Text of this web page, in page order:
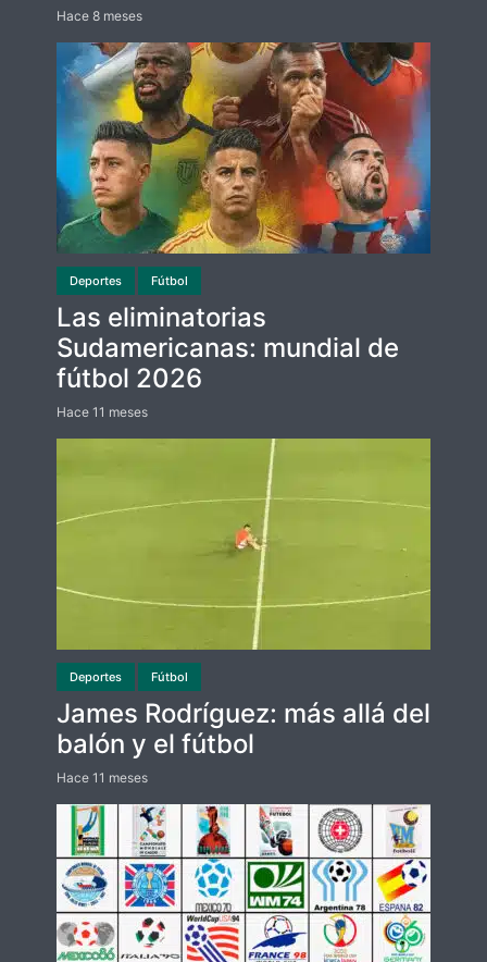
Hace 8 meses
Deportes Fútbol
Las eliminatorias
Sudamericanas: mundial de
fútbol 2026
Hace 11 meses
Deportes Fútbol
James Rodríguez: más allá del
balón y el fútbol
Hace 11 meses